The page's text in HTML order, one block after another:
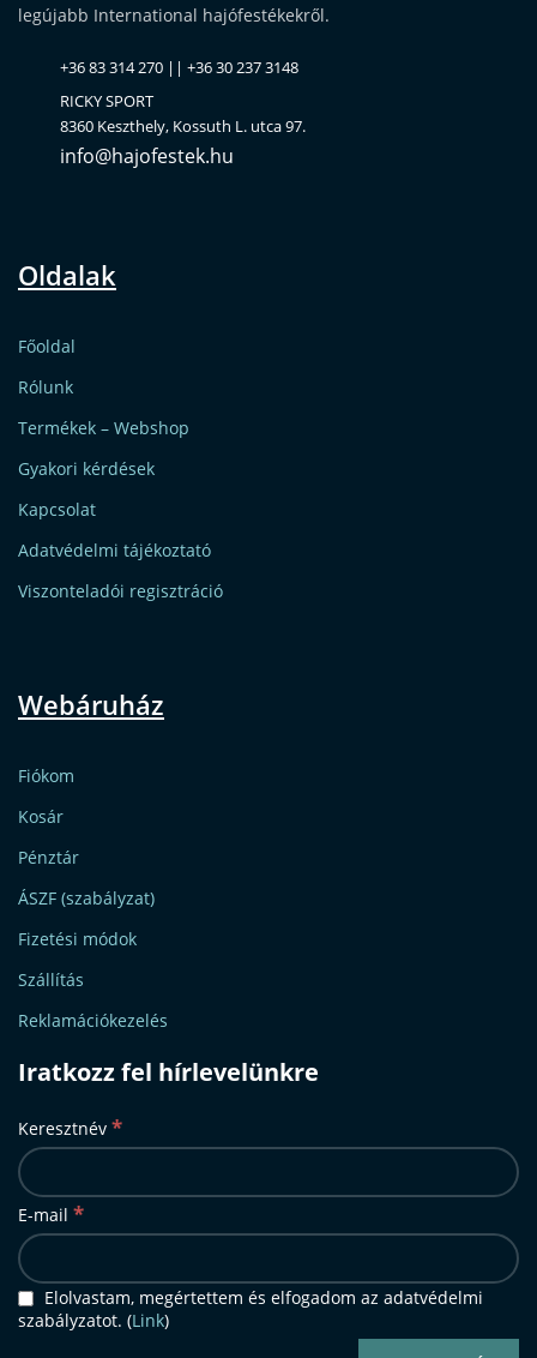
legújabb International hajófestékekről.
+36 83 314 270 || +36 30 237 3148
RICKY SPORT
8360 Keszthely, Kossuth L. utca 97.
info@hajofestek.hu
Oldalak
Főoldal
Rólunk
Termékek – Webshop
Gyakori kérdések
Kapcsolat
Adatvédelmi tájékoztató
Viszonteladói regisztráció
Webáruház
Fiókom
Kosár
Pénztár
ÁSZF (szabályzat)
Fizetési módok
Szállítás
Reklamációkezelés
Iratkozz fel hírlevelünkre
Keresztnév *
E-mail *
Elolvastam, megértettem és elfogadom az adatvédelmi
szabályzatot. (Link)